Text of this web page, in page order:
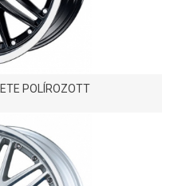
POLÍROZOTT